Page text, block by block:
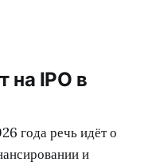
на IPO в
года речь идёт о
и